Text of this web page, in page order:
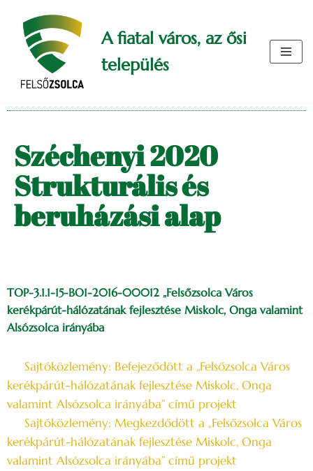
Skip
content
A fiatal város, az ősi
település
Széchenyi 2020
Strukturális és
beruházási alap
TOP-3.1.1-15-BO1-2016-00012 „Felsőzsolca Város
kerékpárút-hálózatának fejlesztése Miskolc, Onga valamint
Alsózsolca irányába
Sajtóközlemény: Befejeződött a „Felsőzsolca Város
kerékpárút-hálózatának fejlesztése Miskolc, Onga
valamint Alsózsolca irányába” című projekt
Sajtóközlemény: Megkezdődött a „Felsőzsolca Város
kerékpárút-hálózatának fejlesztése Miskolc, Onga
valamint Alsózsolca irányába” című projekt